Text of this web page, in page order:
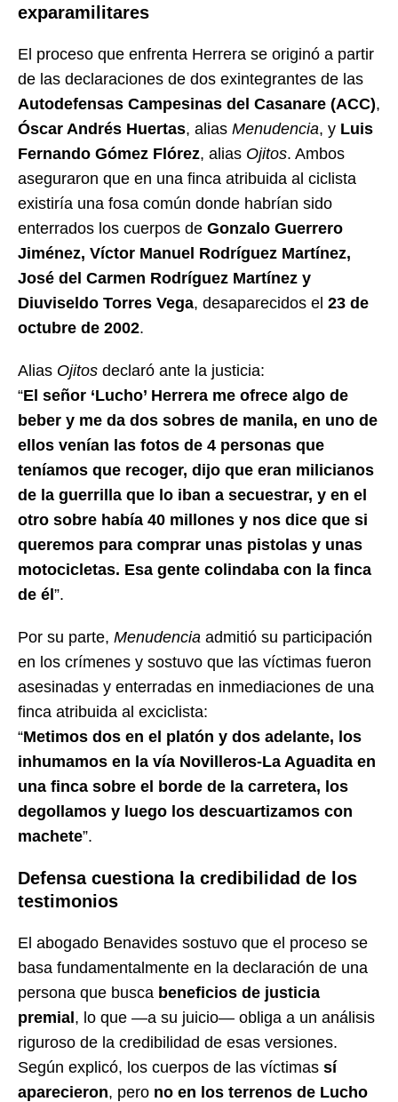
exparamilitares
El proceso que enfrenta Herrera se originó a partir
de las declaraciones de dos exintegrantes de las
Autodefensas Campesinas del Casanare (ACC),
Óscar Andrés Huertas, alias Menudencia, y Luis
Fernando Gómez Flórez, alias Ojitos. Ambos
aseguraron que en una finca atribuida al ciclista
existiría una fosa común donde habrían sido
enterrados los cuerpos de Gonzalo Guerrero
Jiménez, Víctor Manuel Rodríguez Martínez,
José del Carmen Rodríguez Martínez y
Diuviseldo Torres Vega, desaparecidos el 23 de
octubre de 2002.
Alias Ojitos declaró ante la justicia:
“El señor ‘Lucho’ Herrera me ofrece algo de
beber y me da dos sobres de manila, en uno de
ellos venían las fotos de 4 personas que
teníamos que recoger, dijo que eran milicianos
de la guerrilla que lo iban a secuestrar, y en el
otro sobre había 40 millones y nos dice que si
queremos para comprar unas pistolas y unas
motocicletas. Esa gente colindaba con la finca
de él”.
Por su parte, Menudencia admitió su participación
en los crímenes y sostuvo que las víctimas fueron
asesinadas y enterradas en inmediaciones de una
finca atribuida al exciclista:
“Metimos dos en el platón y dos adelante, los
inhumamos en la vía Novilleros-La Aguadita en
una finca sobre el borde de la carretera, los
degollamos y luego los descuartizamos con
machete”.
Defensa cuestiona la credibilidad de los
testimonios
El abogado Benavides sostuvo que el proceso se
basa fundamentalmente en la declaración de una
persona que busca beneficios de justicia
premial, lo que —a su juicio— obliga a un análisis
riguroso de la credibilidad de esas versiones.
Según explicó, los cuerpos de las víctimas sí
aparecieron, pero no en los terrenos de Lucho